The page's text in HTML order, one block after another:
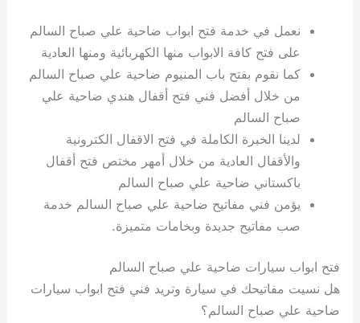
نعمل في خدمة فتح ابواب ضاحية علي صباح السالم
على فتح كافة الابواب منها الكهربائية ومنها العادية
كما نقوم بفتح باب المنيوم ضاحية علي صباح السالم
من خلال أفضل فني فتح أقفال هندي ضاحية علي
صباح السالم
لدينا الخبرة الكاملة في فتح الاقفال الكترونية
والأقفال العادية من خلال أمهر مختص فتح أقفال
باكستاني ضاحية علي صباح السالم
يؤمن فني مفاتيح ضاحية علي صباح السالم خدمة
صب مفاتيح جديدة وبخامات متميزة.
فتح ابواب سيارات ضاحية علي صباح السالم
هل نسيت مفاتيحك في سيارة وتريد فني فتح ابواب سيارات
ضاحية علي صباح السالم؟